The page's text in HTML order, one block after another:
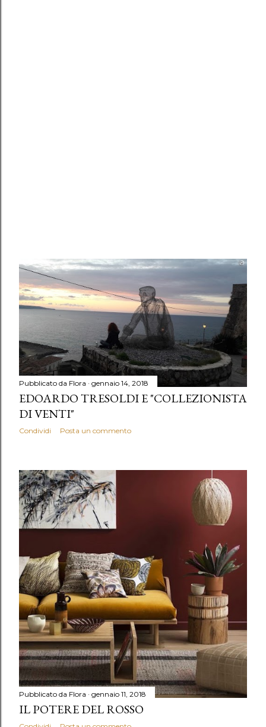
Pubblicato da Flora gennaio 14, 2018
EDOARDO TRESOLDI E "COLLEZIONISTA
DI VENTI"
Condividi Posta un commento
Pubblicato da Flora gennaio 11, 2018
IL POTERE DEL ROSSO